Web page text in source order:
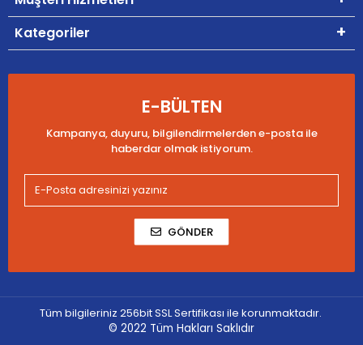
Kategoriler
E-BÜLTEN
Kampanya, duyuru, bilgilendirmelerden e-posta ile
haberdar olmak istiyorum.
GÖNDER
Tüm bilgileriniz 256bit SSL Sertifikası ile korunmaktadır.
© 2022 Tüm Hakları Saklıdır